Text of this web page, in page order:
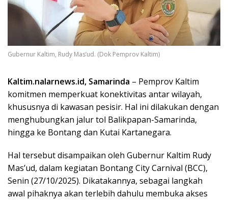
Gubernur Kaltim, Rudy Mas’ud. (Dok Pemprov Kaltim)
Kaltim.nalarnews.id, Samarinda – Pemprov Kaltim
komitmen memperkuat konektivitas antar wilayah,
khususnya di kawasan pesisir. Hal ini dilakukan dengan
menghubungkan jalur tol Balikpapan-Samarinda,
hingga ke Bontang dan Kutai Kartanegara.
Hal tersebut disampaikan oleh Gubernur Kaltim Rudy
Mas’ud, dalam kegiatan Bontang City Carnival (BCC),
Senin (27/10/2025). Dikatakannya, sebagai langkah
awal pihaknya akan terlebih dahulu membuka akses